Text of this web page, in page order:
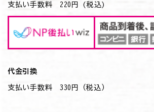
支払い手数料 220円 (税込)
代金引換
支払い手数料 330円（税込）